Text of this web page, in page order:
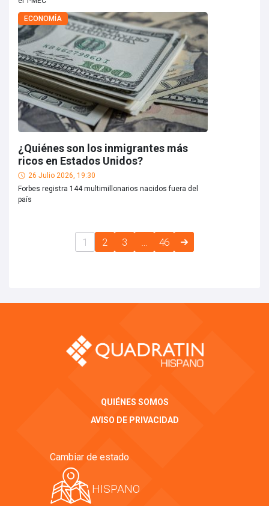
ECONOMÍA
¿Quiénes son los inmigrantes más
ricos en Estados Unidos?
26 Julio 2026, 19:30
Forbes registra 144 multimillonarios nacidos fuera del
país
1 2 3 46
QUIÉNES SOMOS
AVISO DE PRIVACIDAD
Cambiar de estado
HISPANO